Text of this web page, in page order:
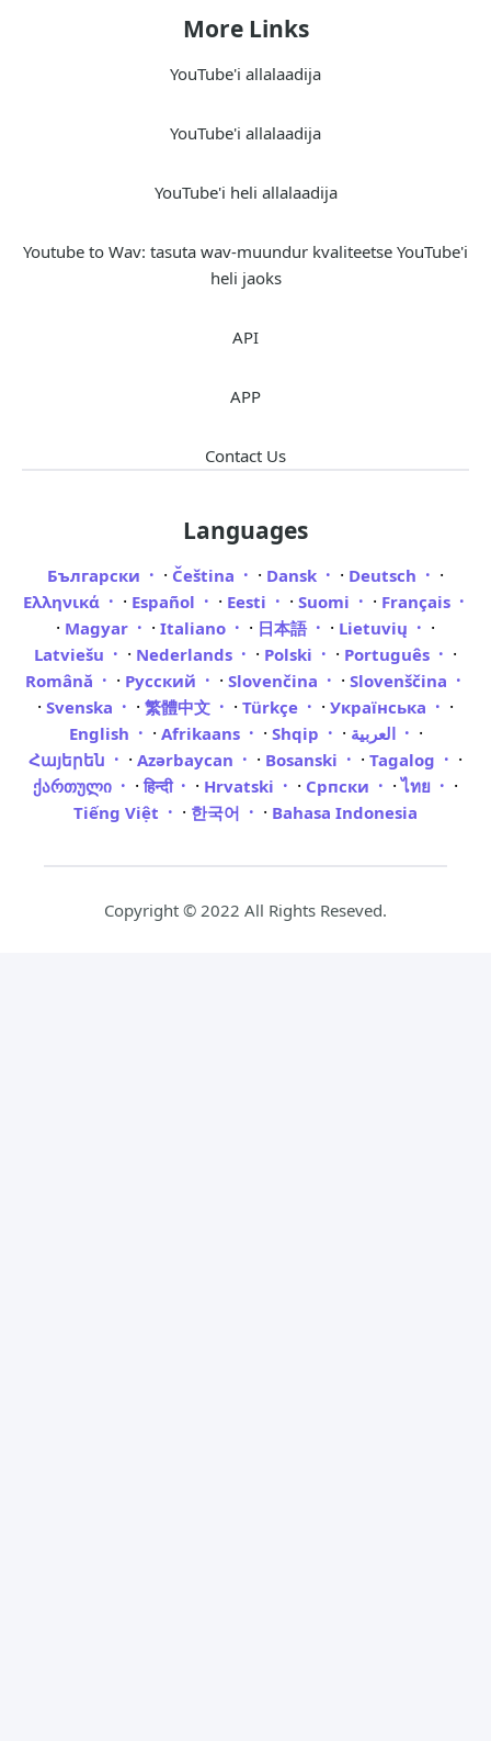
More Links
YouTube'i allalaadija
YouTube'i allalaadija
YouTube'i heli allalaadija
Youtube to Wav: tasuta wav-muundur kvaliteetse YouTube'i
heli jaoks
API
APP
Contact Us
Languages
Български · Čeština · Dansk · Deutsch ·
Ελληνικά · Español · Eesti · Suomi · Français
· Magyar · Italiano · 日本語 · Lietuvių ·
Latviešu · Nederlands · Polski · Português ·
Română · Русский · Slovenčina · Slovenščina
· Svenska · 繁體中文 · Türkçe · Українська ·
English · Afrikaans · Shqip · العربية ·
Հայերեն · Azərbaycan · Bosanski · Tagalog ·
ქართული · हिन्दी · Hrvatski · Српски ·ไทย ·
Tiếng Việt · 한국어 · Bahasa Indonesia
Copyright © 2022 All Rights Reseved.